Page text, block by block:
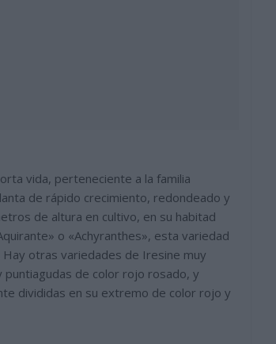
vida, perteneciente a la familia
de rápido crecimiento, redondeado y
de altura en cultivo, en su habitad
o «Achyranthes», esta variedad
otras variedades de Iresine muy
puntiagudas de color rojo rosado, y
divididas en su extremo de color rojo y